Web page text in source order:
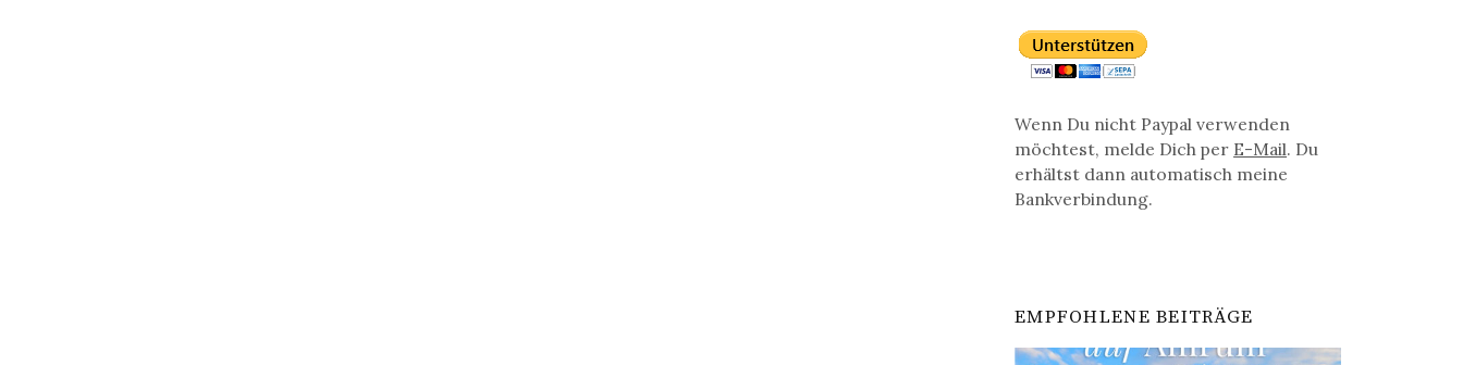
Wenn Du nicht Paypal verwenden
möchtest, melde Dich per E-Mail. Du
erhältst dann automatisch meine
Bankverbindung.
EMPFOHLENE BEITRÄGE